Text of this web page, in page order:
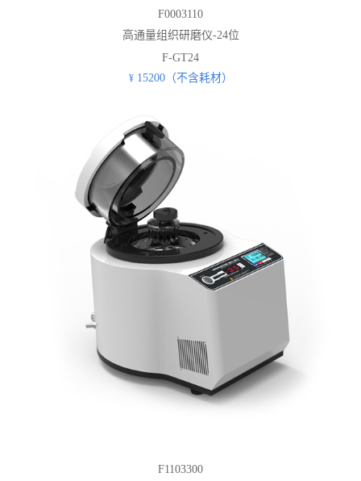
F0003110
高通量组织研磨仪-24位
F-GT24
¥ 15200（不含耗材）
F1103300